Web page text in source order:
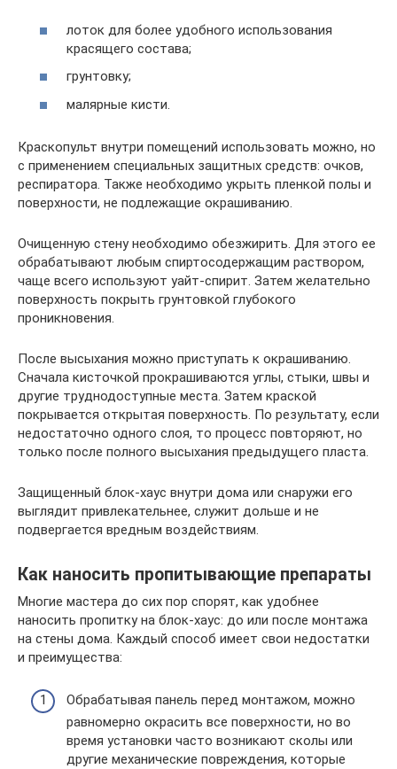
лоток для более удобного использования
красящего состава;
грунтовку;
малярные кисти.
Краскопульт внутри помещений использовать можно, но
с применением специальных защитных средств: очков,
респиратора. Также необходимо укрыть пленкой полы и
поверхности, не подлежащие окрашиванию.
Очищенную стену необходимо обезжирить. Для этого ее
обрабатывают любым спиртосодержащим раствором,
чаще всего используют уайт-спирит. Затем желательно
поверхность покрыть грунтовкой глубокого
проникновения.
После высыхания можно приступать к окрашиванию.
Сначала кисточкой прокрашиваются углы, стыки, швы и
другие труднодоступные места. Затем краской
покрывается открытая поверхность. По результату, если
недостаточно одного слоя, то процесс повторяют, но
только после полного высыхания предыдущего пласта.
Защищенный блок-хаус внутри дома или снаружи его
выглядит привлекательнее, служит дольше и не
подвергается вредным воздействиям.
Как наносить пропитывающие препараты
Многие мастера до сих пор спорят, как удобнее
наносить пропитку на блок-хаус: до или после монтажа
на стены дома. Каждый способ имеет свои недостатки
и преимущества:
Обрабатывая панель перед монтажом, можно
равномерно окрасить все поверхности, но во
время установки часто возникают сколы или
другие механические повреждения, которые